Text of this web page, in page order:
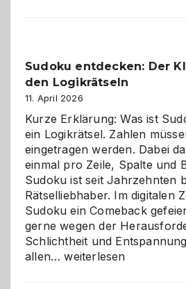
Sudoku entdecken: Der
den Logikrätseln
11. April 2026
Kurze Erklärung: Was ist
ein Logikrätsel. Zahlen
eingetragen werden. Dabei
einmal pro Zeile, Spalte und
Sudoku ist seit Jahrzehnten
Rätselliebhaber. Im digitalen
Sudoku ein Comeback
gerne wegen der
Schlichtheit und
allen…Sudoku
weiterlesen